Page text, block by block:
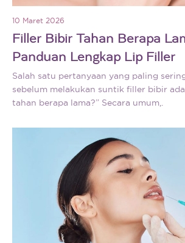
10 Maret 2026
Filler Bibir Tahan Berapa
Panduan Lengkap Lip Filler
Salah satu pertanyaan yang paling
sebelum melakukan suntik filler bibir
tahan berapa lama?” Secara umum,.